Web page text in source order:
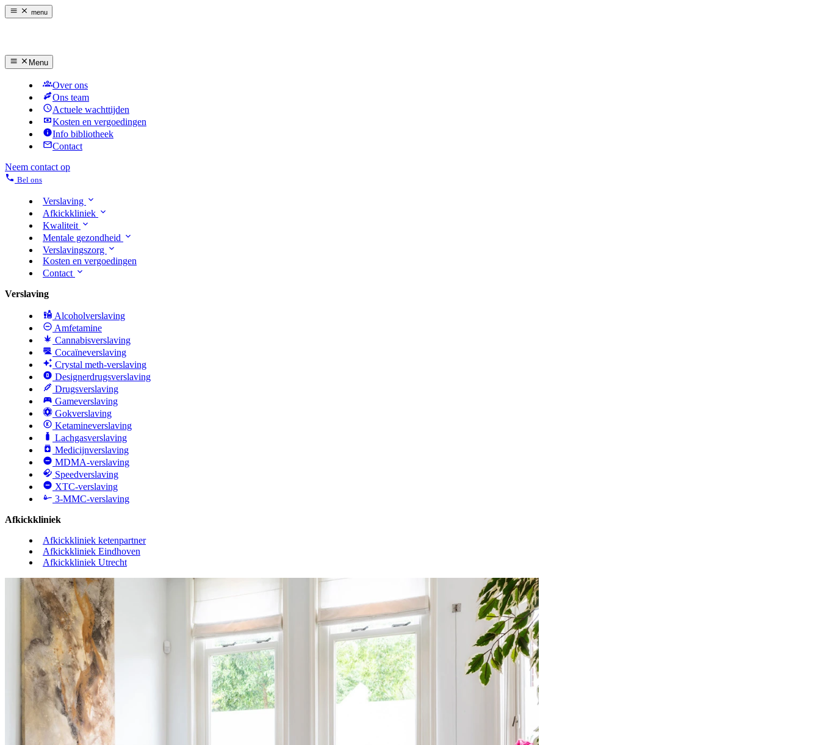
menu
Menu
Over ons
Ons team
Actuele wachttijden
Kosten en vergoedingen
Info bibliotheek
Contact
Neem contact op
Bel ons
Verslaving
Afkickkliniek
Kwaliteit
Mentale gezondheid
Verslavingszorg
Kosten en vergoedingen
Contact
Verslaving
Alcoholverslaving
Amfetamine
Cannabisverslaving
Cocaïneverslaving
Crystal meth-verslaving
Designerdrugsverslaving
Drugsverslaving
Gameverslaving
Gokverslaving
Ketamineverslaving
Lachgasverslaving
Medicijnverslaving
MDMA-verslaving
Speedverslaving
XTC-verslaving
3-MMC-verslaving
Afkickkliniek
Afkickkliniek ketenpartner
Afkickkliniek Eindhoven
Afkickkliniek Utrecht